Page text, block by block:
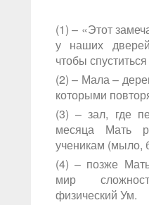
(1) – «Этот
у наших
чтобы
(2) – Мала –
которыми
(3) – зал, где
месяца Мать
ученикам (мыло,
(4) – позже
мир
физический Ум.